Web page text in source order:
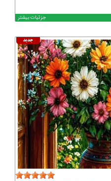
جزئیات بیشتر